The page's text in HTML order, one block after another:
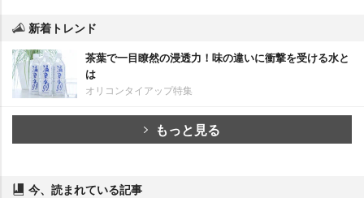
新着トレンド
茶葉で一目瞭然の浸透力！味の違いに衝撃を受ける水と
は
オリコンタイアップ特集
もっと見る
今、読まれている記事